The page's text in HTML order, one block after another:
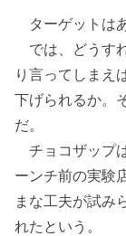
ターゲットは
では、どうす
り言ってしまえ
下げられるか。
だ。
チョコザップ
ーンチ前の実験
まな工夫が試み
れたという。